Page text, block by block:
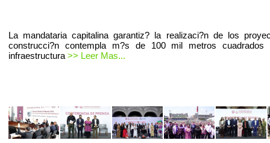
La mandataria capitalina garantiz? la realizaci?n de los
construcci?n contempla m?s de 100 mil metros cuadrados
infraestructura >> Leer Mas...